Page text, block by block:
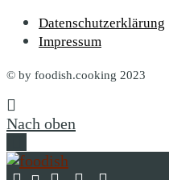
Datenschutzerklärung
Impressum
© by foodish.cooking 2023
Nach oben